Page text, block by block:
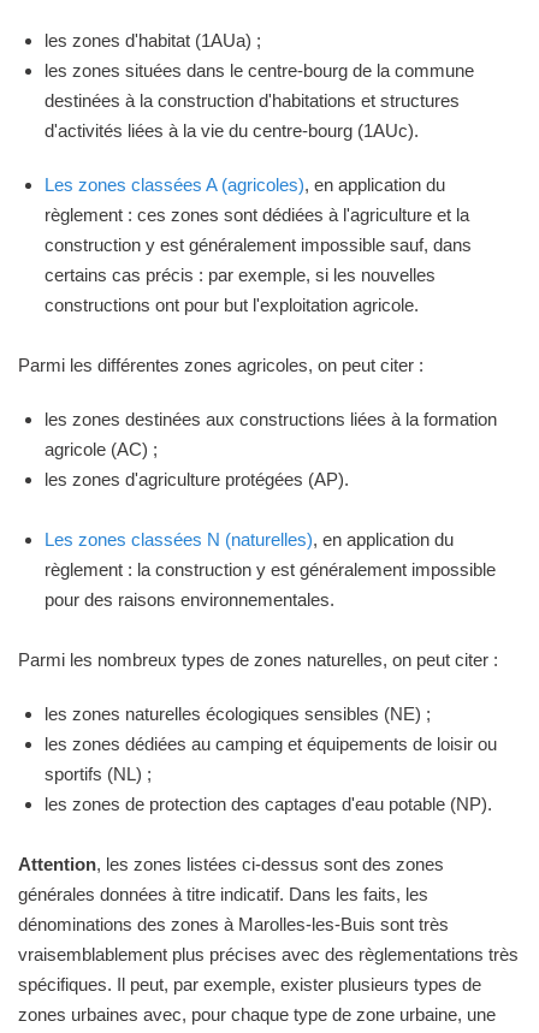
les zones d'habitat (1AUa) ;
les zones situées dans le centre-bourg de la commune
destinées à la construction d'habitations et structures
d'activités liées à la vie du centre-bourg (1AUc).
Les zones classées A (agricoles), en application du
règlement : ces zones sont dédiées à l'agriculture et la
construction y est généralement impossible sauf, dans
certains cas précis : par exemple, si les nouvelles
constructions ont pour but l'exploitation agricole.
Parmi les différentes zones agricoles, on peut citer :
les zones destinées aux constructions liées à la formation
agricole (AC) ;
les zones d'agriculture protégées (AP).
Les zones classées N (naturelles), en application du
règlement : la construction y est généralement impossible
pour des raisons environnementales.
Parmi les nombreux types de zones naturelles, on peut citer :
les zones naturelles écologiques sensibles (NE) ;
les zones dédiées au camping et équipements de loisir ou
sportifs (NL) ;
les zones de protection des captages d'eau potable (NP).
Attention, les zones listées ci-dessus sont des zones
générales données à titre indicatif. Dans les faits, les
dénominations des zones à Marolles-les-Buis sont très
vraisemblablement plus précises avec des règlementations très
spécifiques. Il peut, par exemple, exister plusieurs types de
zones urbaines avec, pour chaque type de zone urbaine, une